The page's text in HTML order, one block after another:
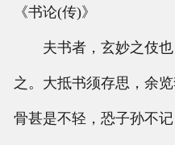
《书论(传)》
夫书者，玄妙之伎也
之。大抵书须存思，余
骨甚是不轻，恐子孙不记